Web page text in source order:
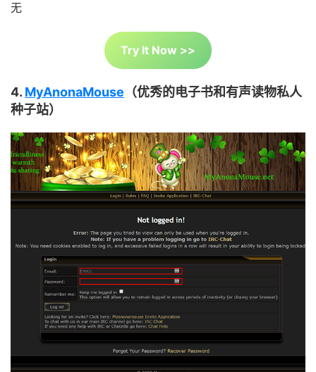
无
Try It Now >>
4. MyAnonaMouse （优秀的电子书和有声读物私人
种子站）